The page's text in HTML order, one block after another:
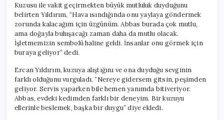
Kuzusu ile vakit geçirmekten büyük mutluluk duyduğunu
belirten Yıldırım, “Hava ısındığında onu yaylaya göndermek
zorunda kalacağım için üzgünüm. Abbas burada çok mutlu,
ama doğayla buluşacağı zaman daha da mutlu olacak.
İşletmemizin sembolü haline geldi. İnsanlar onu görmek için
buraya geliyor” dedi.
Ercan Yıldırım, kuzuya alıştığını ve ona duyduğu sevginin
farklı olduğunu vurguladı. “Nereye gidersem gitsin, peşimden
geliyor. Servis yaparken bile hemen yanımda bitiveriyor.
Abbas, evdeki kedimden farklı bir deneyim. Bir kuzuyu
ellerinle beslemek, başka bir duygu” diye ekledi.